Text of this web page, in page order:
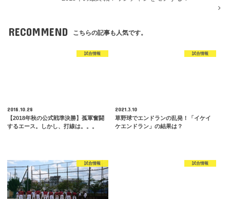
RECOMMEND こちらの記事も人気です。
試合情報
2018.10.28
【2018年秋の公式戦準決勝】孤軍奮闘
するエース。しかし、打線は。。。
試合情報
2021.3.10
草野球でエンドランの乱発！「イケイ
ケエンドラン」の結果は？
試合情報 試合情報